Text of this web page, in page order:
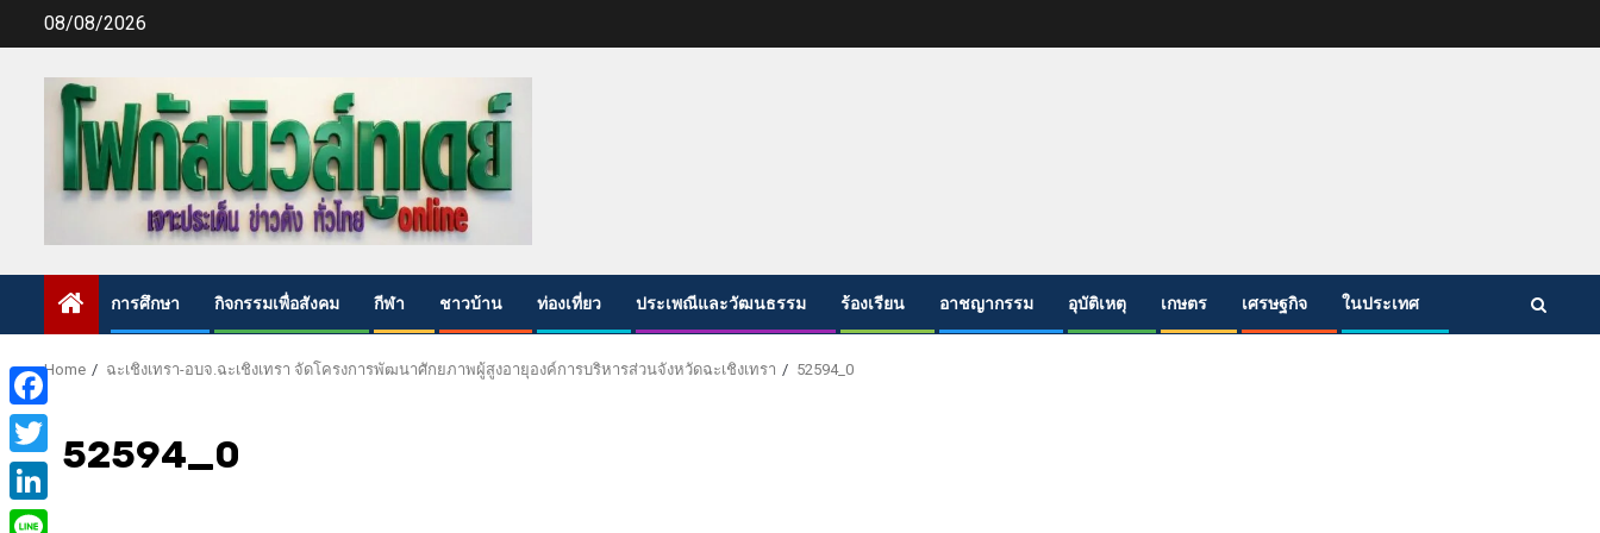
08/08/2026
การศึกษา กิจกรรมเพื่อสังคม กีฬา ชาวบ้าน ท่องเที่ยว ประเพณีและวัฒนธรรม ร้องเรียน อาชญากรรม อุบัติเหตุ เกษตร เศรษฐกิจ ในประเทศ
Home ฉะเชิงเทรา-อบจ.ฉะเชิงเทรา จัดโครงการพัฒนาศักยภาพผู้สูงอายุองค์การบริหารส่วนจังหวัดฉะเชิงเทรา 52594_0
52594_0
Facebook
Twitter
LinkedIn